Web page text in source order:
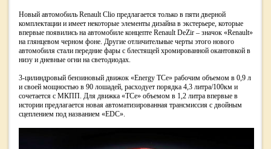
Новый автомобиль Renault Clio предлагается только в пяти дверной
комплектации и имеет некоторые элементы дизайна в экстерьере, которые
впервые появились на автомобиле концепте Renault DeZir – значок «Renault»
на глянцевом черном фоне. Другие отличительные черты этого нового
автомобиля стали передние фары с блестящей хромированной окантовкой в
низу и дневные огни на светодиодах.
3-цилиндровый бензиновый движок «Energy TCe» рабочим объемом в 0,9 л
и своей мощностью в 90 лошадей, расходует порядка 4,3 литра/100км и
сочетается с МКПП. Для движка «TCe» объемом в 1,2 литра впервые в
истории предлагается новая автоматизированная трансмиссия с двойным
сцеплением под названием «EDC».